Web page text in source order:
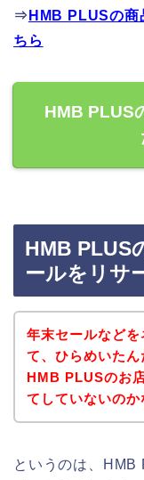
⇒ HMB PLUSの商
ちら
HMB PLUS
HMB PLUS
ールをリサ
年末セールなど
て、ひらめいたん
HMB PLUSのお
てしていないのか
というのは、HMB